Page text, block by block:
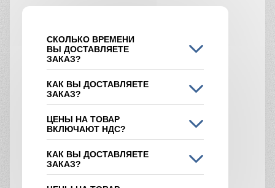
СКОЛЬКО ВРЕМЕНИ
ВЫ ДОСТАВЛЯЕТЕ
ЗАКАЗ?
КАК ВЫ ДОСТАВЛЯЕТЕ
ЗАКАЗ?
ЦЕНЫ НА ТОВАР
ВКЛЮЧАЮТ НДС?
КАК ВЫ ДОСТАВЛЯЕТЕ
ЗАКАЗ?